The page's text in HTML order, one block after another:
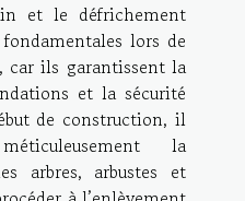
et le défrichement
lors de
car ils garantissent la
et la sécurité
de construction, il
la
arbres, arbustes et